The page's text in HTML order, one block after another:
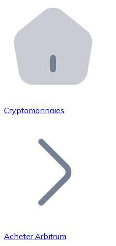
Distributeurs
Intégrez un ATM
API Bitnovo
Intégrez notre API dans
Rejoignez notre réseau
Ajoutez le token de
Cryptomonnaies
Acheter Arbitrum